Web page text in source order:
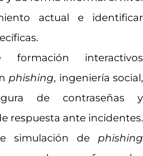
actual e identificar
formación interactivos
phishing, ingeniería social,
de contraseñas y
respuesta ante incidentes.
simulación de phishing